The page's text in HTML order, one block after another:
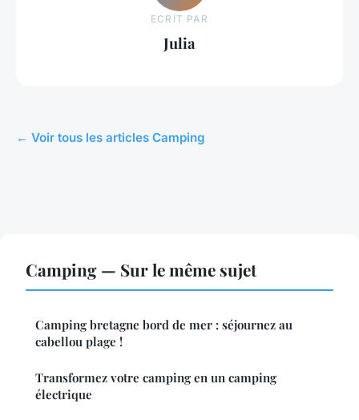
ECRIT PAR
Julia
← Voir tous les articles Camping
Camping — Sur le même sujet
Camping bretagne bord de mer : séjournez au
cabellou plage !
Transformez votre camping en un camping
électrique